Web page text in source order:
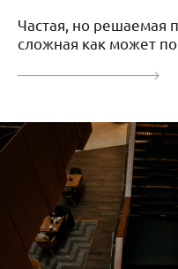
Частая, но решаемая
сложная как может